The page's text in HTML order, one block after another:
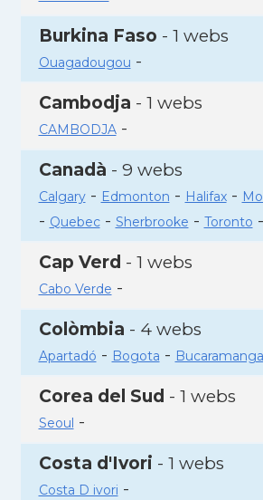
Burkina Faso - 1 webs
Ouagadougou -
Cambodja - 1 webs
CAMBODJA-
Canadà - 9 webs
Calgary- Edmonton - Halifax-
- Quebec- Sherbrooke - Toronto -
Cap Verd - 1 webs
Cabo Verde -
Colòmbia - 4 webs
Apartadó - Bogota - Bucaramanga
Corea del Sud - 1 webs
Seoul -
Costa d'Ivori - 1 webs
Costa D ivori -